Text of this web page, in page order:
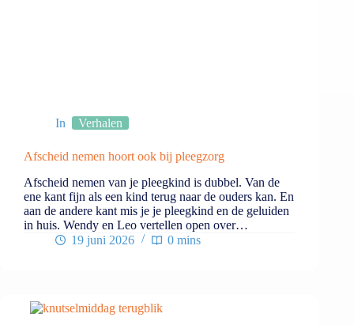
In Verhalen
Afscheid nemen hoort ook bij pleegzorg
Afscheid nemen van je pleegkind is dubbel. Van de
ene kant fijn als een kind terug naar de ouders kan. En
aan de andere kant mis je je pleegkind en de geluiden
in huis. Wendy en Leo vertellen open over…
19 juni 2026
0 mins